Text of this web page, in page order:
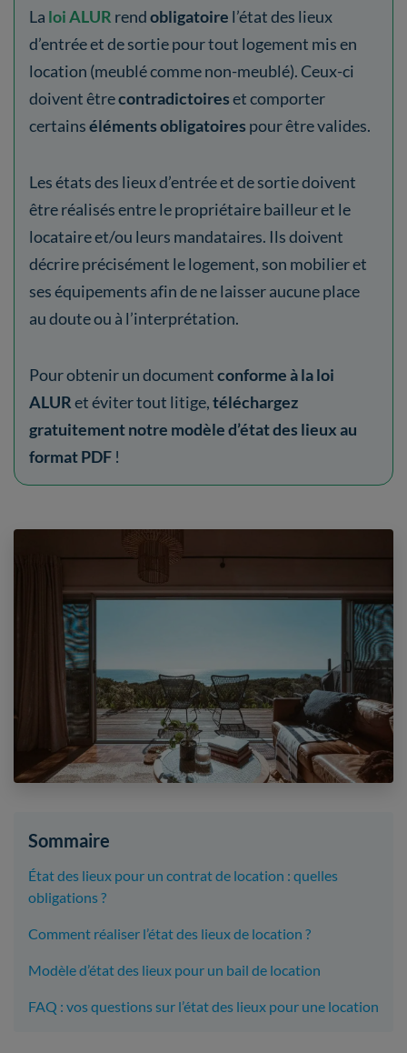
La loi ALUR rendobligatoire l’état des lieux
d’entrée et de sortie pour tout logement mis en
location (meublé comme non-meublé). Ceux-ci
doivent êtrecontradictoireset comporter
certainséléments obligatoires pour être valides.
Les états des lieux d’entrée et de sortie doivent
être réalisés entre le propriétaire bailleur et le
locataire et/ou leurs mandataires. Ils doivent
décrire précisément le logement, son mobilier et
ses équipements afin de ne laisser aucune place
au doute ou à l’interprétation.
Pour obtenir un documentconforme à la loi
ALURet éviter tout litige,téléchargez
gratuitement notre modèle d’état des lieux au
format PDF !
Sommaire
État des lieux pour un contrat de location : quelles
obligations ?
Comment réaliser l’état des lieux de location ?
Modèle d’état des lieux pour un bail de location
FAQ : vos questions sur l’état des lieux pour une location